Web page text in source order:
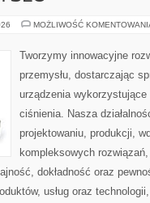
MOŻLIWOŚĆ
Tworzymy innowacyjne
przemysłu, dostarczając
urządzenia
ciśnienia. Nasza
projektowaniu, produkcji,
kompleksowych
dokładność oraz
usług oraz